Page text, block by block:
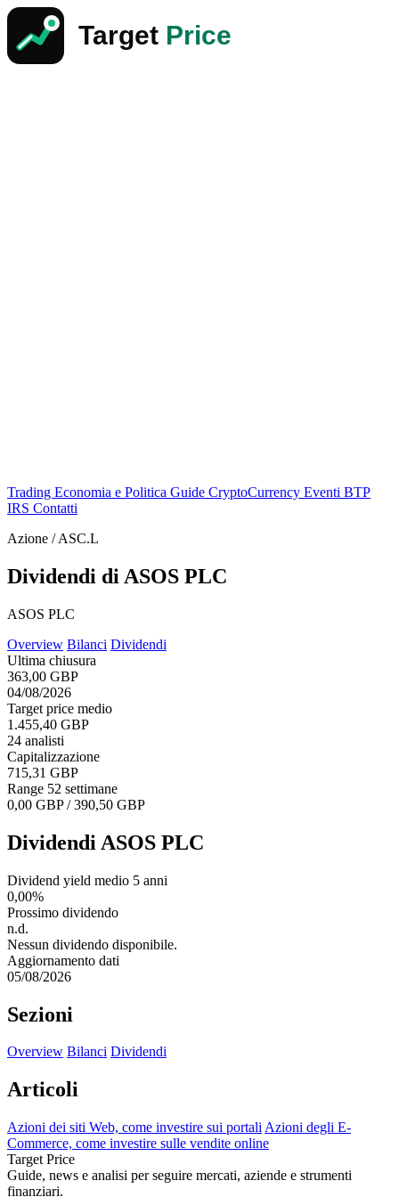
Trading Economia e Politica Guide CryptoCurrency Eventi BTP
IRS Contatti
Azione / ASC.L
Dividendi di ASOS PLC
ASOS PLC
Overview Bilanci Dividendi
Ultima chiusura
363,00 GBP
04/08/2026
Target price medio
1.455,40 GBP
24 analisti
Capitalizzazione
715,31 GBP
Range 52 settimane
0,00 GBP / 390,50 GBP
Dividendi ASOS PLC
Dividend yield medio 5 anni
0,00%
Prossimo dividendo
n.d.
Nessun dividendo disponibile.
Aggiornamento dati
05/08/2026
Sezioni
Overview Bilanci Dividendi
Articoli
Azioni dei siti Web, come investire sui portali Azioni degli E-
Commerce, come investire sulle vendite online
Target Price
Guide, news e analisi per seguire mercati, aziende e strumenti
finanziari.